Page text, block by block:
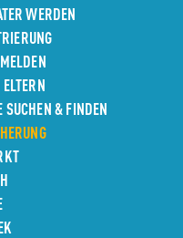
WERDEN
SUCHEN & FINDEN